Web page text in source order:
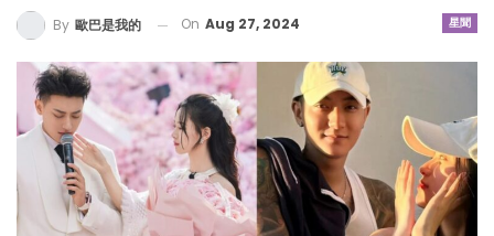
星聞
By 歐巴是我的 On Aug 27, 2024